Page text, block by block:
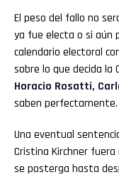
El peso del fallo no
ya fue electa o si aún
calendario electoral
sobre lo que decida la
Horacio Rosatti,
saben perfectamente.
Una eventual
Cristina Kirchner
se posterga hasta